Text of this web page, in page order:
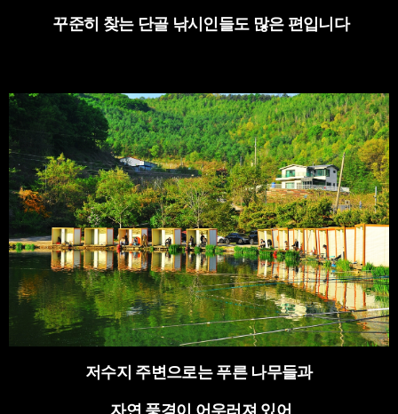
꾸준히 찾는 단골 낚시인들도 많은 편입니다
저수지 주변으로는 푸른 나무들과
자연 풍경이 어우러져 있어